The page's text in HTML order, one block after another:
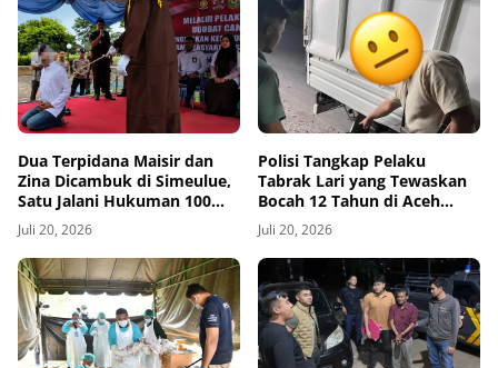
Dua Terpidana Maisir dan
Zina Dicambuk di Simeulue,
Satu Jalani Hukuman 100
Kali
Juli 20, 2026
Polisi Tangkap Pelaku
Tabrak Lari yang Tewaskan
Bocah 12 Tahun di Aceh
Timur
Juli 20, 2026